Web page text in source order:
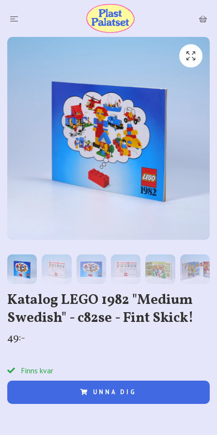
Katalog LEGO 1982 "Medium
Swedish" - c82se - Fint Skick!
49:-
Finns kvar
UNNA DIG